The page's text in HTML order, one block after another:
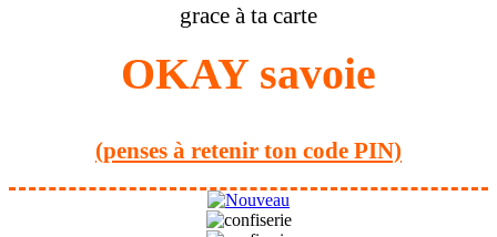
grace à ta carte
OKAY savoie
(penses à retenir ton code PIN)